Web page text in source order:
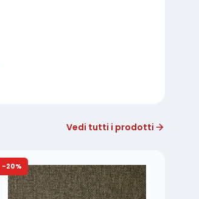
Vedi tutti i prodotti
-20%